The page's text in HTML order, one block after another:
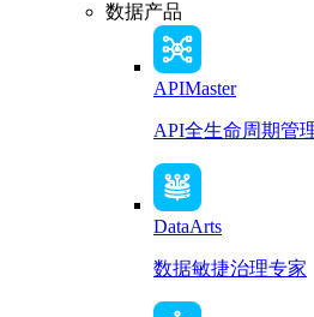
数据产品
APIMaster
API全生命周期管
DataArts
数据敏捷治理专家